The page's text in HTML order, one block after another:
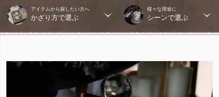
アイテムから探したい方へ
かざり方で選ぶ
様々な用途に
シーンで選ぶ